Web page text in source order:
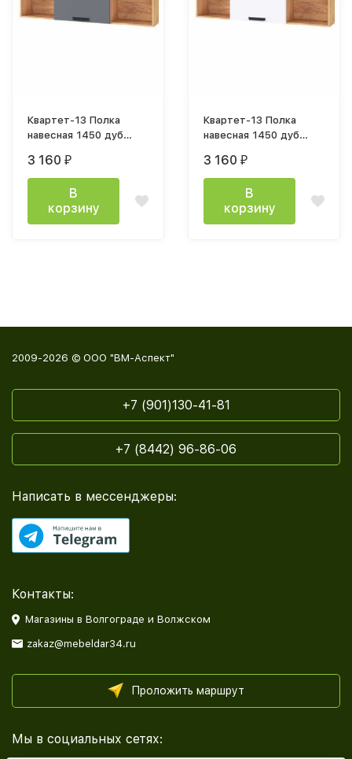
Квартет-13 Полка
навесная 1450 дуб
графит серый
3 160 ₽
В
корзину
Квартет-13 Полка
навесная 1450 дуб
3 160 ₽
В
корзину
2009-2026 © ООО "ВМ-Аспект"
+7 (901)130-41-81
+7 (8442) 96-86-06
Написать в мессенджеры:
Контакты:
Магазины в Волгограде и Волжском
zakaz@mebeldar34.ru
Проложить маршрут
Мы в социальных сетях: